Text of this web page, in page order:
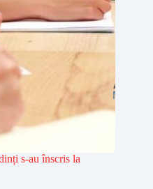
s-au înscris la